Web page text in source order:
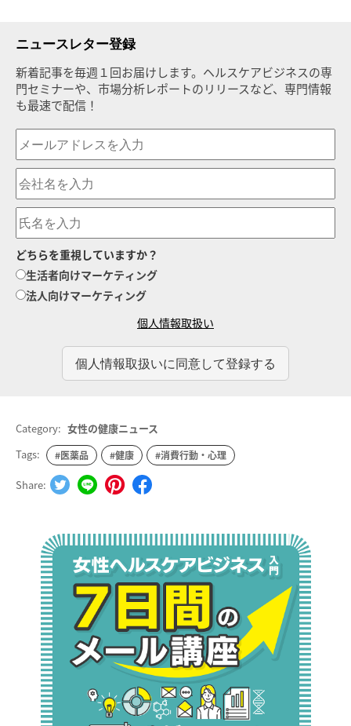
ニュースレター登録
新着記事を毎週１回お届けします。ヘルスケアビジネスの専
門セミナーや、市場分析レポートのリリースなど、専門情報
も最速で配信！
どちらを重視していますか？
生活者向けマーケティング
法人向けマーケティング
個人情報取扱い
Category: 女性の健康ニュース
Tags:
#医薬品 #健康 #消費行動・心理
Share: